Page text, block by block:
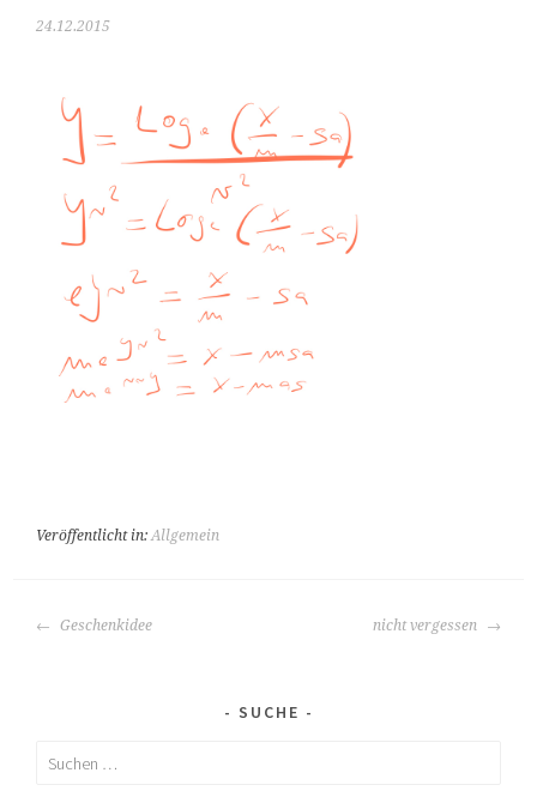
24.12.2015
Veröffentlicht in:Allgemein
BEITRAGS-
Geschenkidee nicht vergessen
SUCHE
Suchen